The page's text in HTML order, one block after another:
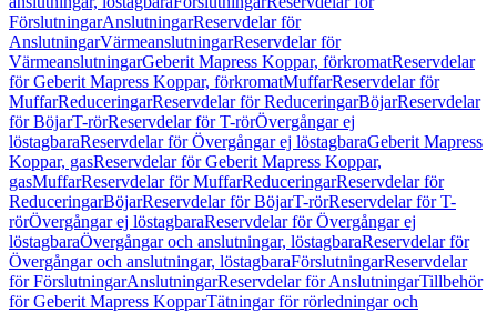
FörslutningarAnslutningarReservdelar för
AnslutningarVärmeanslutningarReservdelar för
VärmeanslutningarGeberit Mapress Koppar, förkromatReservdelar
för Geberit Mapress Koppar, förkromatMuffarReservdelar för
MuffarReduceringarReservdelar för ReduceringarBöjarReservdelar
för BöjarT-rörReservdelar för T-rörÖvergångar ej
löstagbaraReservdelar för Övergångar ej löstagbaraGeberit Mapress
Koppar, gasReservdelar för Geberit Mapress Koppar,
gasMuffarReservdelar för MuffarReduceringarReservdelar för
ReduceringarBöjarReservdelar för BöjarT-rörReservdelar för T-
rörÖvergångar ej löstagbaraReservdelar för Övergångar ej
löstagbaraÖvergångar och anslutningar, löstagbaraReservdelar för
Övergångar och anslutningar, löstagbaraFörslutningarReservdelar
för FörslutningarAnslutningarReservdelar för AnslutningarTillbehör
för Geberit Mapress KopparTätningar för rörledningar och